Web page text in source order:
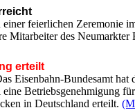
einer feierlichen Zeremonie
Mitarbeiter des Neumarkter
erteilt
Eisenbahn-Bundesamt hat
Betriebsgenehmigung für
in Deutschland erteilt.